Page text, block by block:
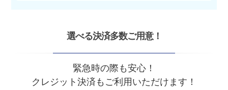
選べる決済多数ご用意！
緊急時の際も安心！
クレジット決済もご利用いただけます！